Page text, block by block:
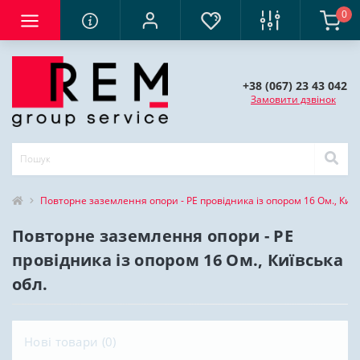
0
+38 (067) 23 43 042
Замовити дзвінок
Повторне заземлення опори - РЕ провідника із опором 16 Ом.,
Повторне заземлення опори - РЕ
провідника із опором 16 Ом., Київська
обл.
Нові товари (0)